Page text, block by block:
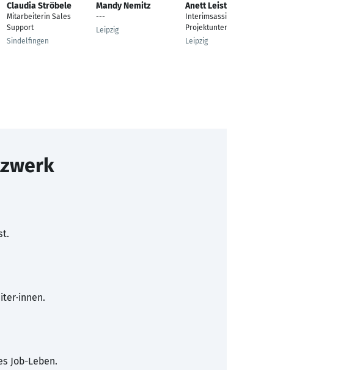
Claudia Ströbele
Mitarbeiterin Sales
Support
Sindelfingen
Mandy Nemitz
---
Leipzig
Anett Leistner
Interimsassistenz &
Projektunterstützung
Leipzig
Job-Leben.